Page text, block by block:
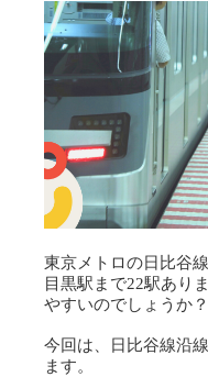
東京メトロの日比谷
目黒駅まで22駅あり
やすいのでしょうか？
今回は、日比谷線沿
ます。